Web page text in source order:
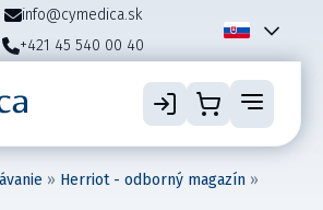
info@cymedica.sk
+421 45 540 00 40
» Herriot - odborný magazín »